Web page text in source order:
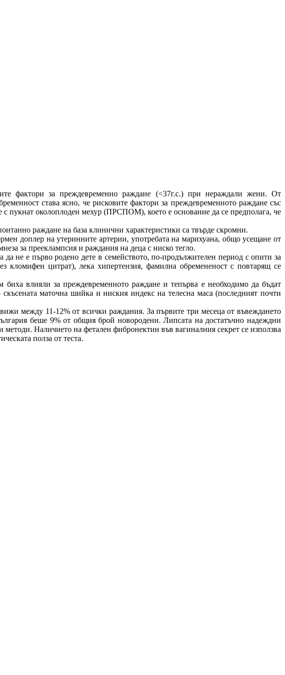
фактори за преждевременно раждане (<37г.с.) при нераждали жени. От
става ясно, че рисковите фактори за преждевременното раждане със
пукнат околоплоден мехур (ПРСПОМ), което е основание да се предполага, че
раждане на база клинични характеристики са твърде скромни.
доплер на утеринните артерии, употребата на марихуана, общо усещане от
за прееклампсия и раждания на деца с ниско тегло.
не е първо родено дете в семейството, по-продължителен период с опити за
кломифен цитрат), лека хипертензия, фамилна обремененост с повтарящ се
влияли за преждевременното раждане и тепърва е необходимо да бъдат
маточна шийка и ниския индекс на телесна маса (последният почти
между 11-12% от всички раждания. За първите три месеца от въвеждането
беше 9% от общия брой новородени. Липсата на достатъчно надеждни
Наличието на фетален фибронектин във вагиналния секрет се използва
полза от теста.